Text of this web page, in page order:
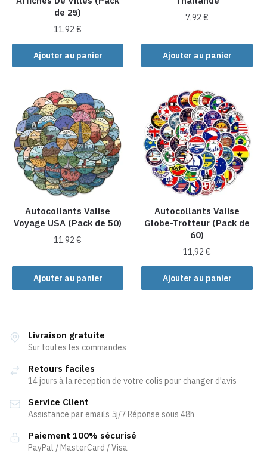
de 25)
11,92€
Ajouter au panier
7,92€
Ajouter au panier
Autocollants Valise
Voyage USA (Pack de 50)
11,92€
Ajouter au panier
Autocollants Valise
Globe-Trotteur (Pack de
60)
11,92€
Ajouter au panier
Livraison gratuite
Sur toutes les commandes
Retours faciles
14 jours à la réception de votre colis pour changer d'avis
Service Client
Assistance par emails 5j/7 Réponse sous 48h
Paiement 100% sécurisé
PayPal / MasterCard / Visa